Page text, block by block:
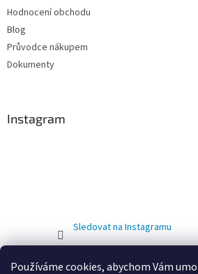
Používáme cookies, abychom Vám
Hodnocení obchodu
Blog
Průvodce nákupem
Dokumenty
Instagram
Sledovat na Instagramu